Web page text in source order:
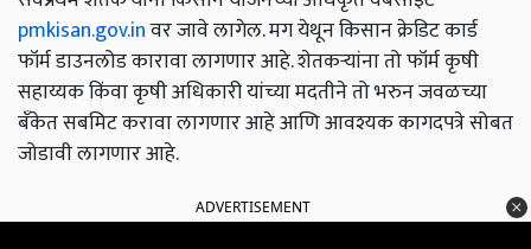
pmkisan.gov.inवर जावे लागेल. मग येथून किसान क्रेडिट कार्ड
फॉर्म डाउनलोड कारावा लागणार आहे. शेतकऱ्यांना तो फॉर्म कृषी
सहाय्यक किंवा कृषी अधिकारी यांच्या मदतीने तो भरुन जवळच्या
बँकेत सबमिट करावा लागणार आहे आणि आवश्यक कागदपत्रे सोबत
जोडावी लागणार आहे.
ADVERTISEMENT